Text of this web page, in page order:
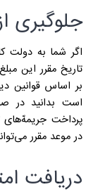
جلوگیری
اگر شما به دولت
تاریخ مقرر این
بر اساس قوانین
است بدانید در
پرداخت
در موعد مقرر
دریافت